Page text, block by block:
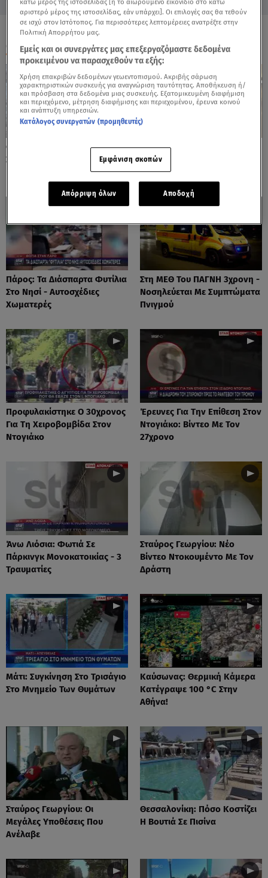
ΟΛΑ ΤΑ ΒΙΝΤΕΟ
Φωτιές: Στάχτη Το Πράσινο
Στολίδι Της Δυτικής Αττικής
Πόρτο Ράφτη: Bίντεο
Ντοκουμέντο Από Το
Θανατηφόρο Τροχαίο
Πάρος: Τα Διάσπαρτα Φυτίλια
Στο Νησί - Αυτοσχέδιες
Χωματερές
Στη ΜΕΘ Του ΠΑΓΝΗ 3χρονη -
Νοσηλεύεται Με Συμπτώματα
Πνιγμού
Προφυλακίστηκε Ο 30χρονος
Για Τη Χειροβομβίδα Στον
Ντογιάκο
Έρευνες Για Την Επίθεση Στον
Ντογιάκο: Βίντεο Με Τον
27χρονο
Άνω Λιόσια: Φωτιά Σε
Πάρκινγκ Μονοκατοικίας - 3
Τραυματίες
Σταύρος Γεωργίου: Νέο
Βίντεο Ντοκουμέντο Με Τον
Δράστη
Μάτι: Συγκίνηση Στο Τρισάγιο
Στο Μνημείο Των Θυμάτων
Καύσωνας: Θερμική Κάμερα
Κατέγραψε 100 °C Στην
Αθήνα!
Σταύρος Γεωργίου: Οι
Μεγάλες Υποθέσεις Που
Ανέλαβε
Θεσσαλονίκη: Πόσο Κοστίζει
Η Βουτιά Σε Πισίνα
αριστερό μέρος της ιστοσελίδας, εάν υπάρχει]. Οι επιλογές σας θα τεθούν
σε ισχύ στον Ιστότοπος. Για περισσότερες λεπτομέρειες ανατρέξτε στην
Πολιτική Απορρήτου μας.
Εμείς και οι συνεργάτες μας επεξεργαζόμαστε δεδομένα
προκειμένου να παρασχεθούν τα εξής:
Χρήση επακριβών δεδομένων γεωεντοπισμού. Ακριβής σάρωση
χαρακτηριστικών συσκευής για αναγνώριση ταυτότητας. Αποθήκευση ή/
και πρόσβαση στα δεδομένα μιας συσκευής. Εξατομικευμένη διαφήμιση
και περιεχόμενο, μέτρηση διαφήμισης και περιεχομένου, έρευνα κοινού
και ανάπτυξη υπηρεσιών.
Κατάλογος συνεργατών (προμηθευτές)
Εμφάνιση σκοπών
Απόρριψη όλων Αποδοχή